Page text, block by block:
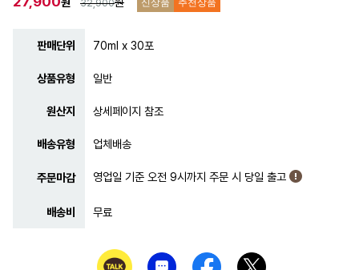
32,900 신상품 추천상품
판매단위 70ml x 30포
상품유형 일반
원산지 상세페이지 참조
배송유형 업체배송
주문마감 영업일 기준 오전 9시까지 주문 시 당일 출고
배송비 무료